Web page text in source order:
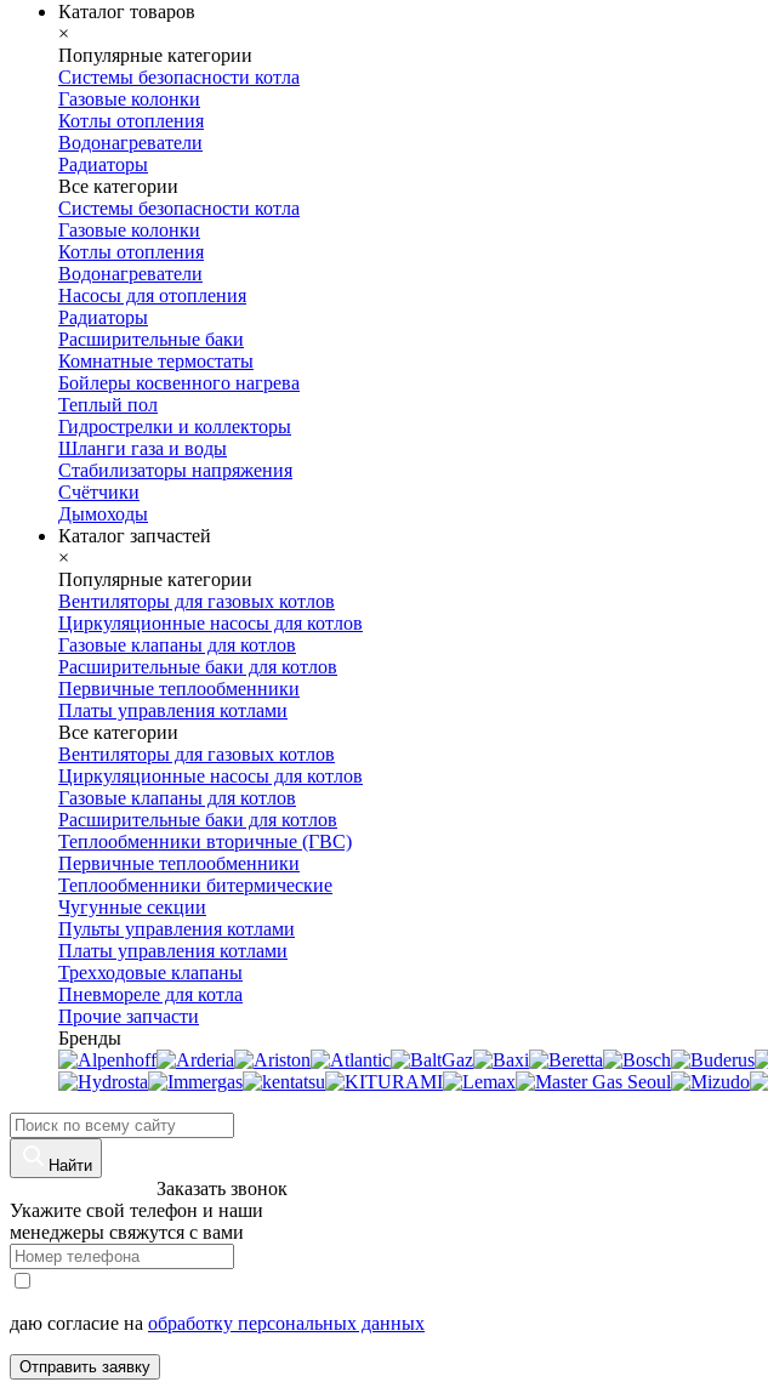
Каталог товаров
×
Популярные категории
Системы безопасности котла
Газовые колонки
Котлы отопления
Водонагреватели
Радиаторы
Все категории
Системы безопасности котла
Газовые колонки
Котлы отопления
Водонагреватели
Насосы для отопления
Радиаторы
Расширительные баки
Комнатные термостаты
Бойлеры косвенного нагрева
Теплый пол
Гидрострелки и коллекторы
Шланги газа и воды
Стабилизаторы напряжения
Счётчики
Дымоходы
Каталог запчастей
×
Популярные категории
Вентиляторы для газовых котлов
Циркуляционные насосы для котлов
Газовые клапаны для котлов
Расширительные баки для котлов
Первичные теплообменники
Платы управления котлами
Все категории
Вентиляторы для газовых котлов
Циркуляционные насосы для котлов
Газовые клапаны для котлов
Расширительные баки для котлов
Теплообменники вторичные (ГВС)
Первичные теплообменники
Теплообменники битермические
Чугунные секции
Пульты управления котлами
Платы управления котлами
Трехходовые клапаны
Пневмореле для котла
Прочие запчасти
Бренды
Найти
Заказать звонок
Укажите свой телефон и наши
менеджеры свяжутся с вами
даю согласие на обработку персональных данных
Отправить заявку